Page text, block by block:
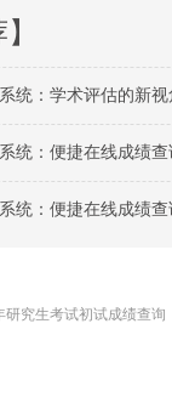
统：学术评估的新视
统：便捷在线成绩
统：便捷在线成绩
研究生考试初试成绩查询